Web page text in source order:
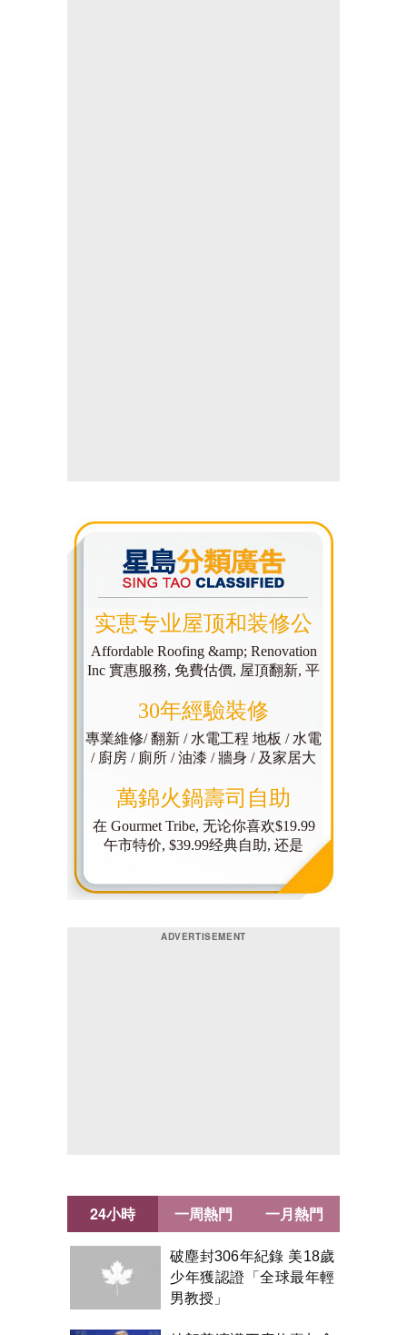
24小時
破塵封306年紀錄 美18歲
少年獲認證「全球最年輕
男教授」
一周熱門 一月熱門